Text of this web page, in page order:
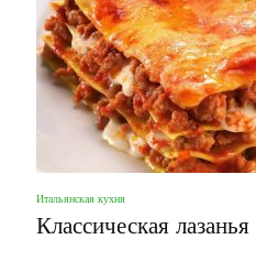
Итальянская кухня
Классическая лазанья